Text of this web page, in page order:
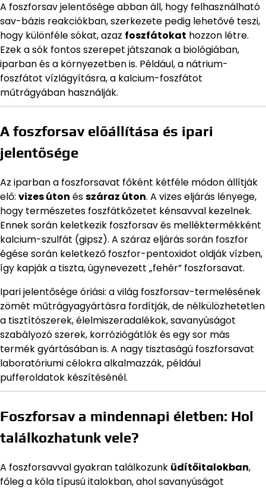
A foszforsav jelentősége abban áll, hogy felhasználható
sav-bázis reakciókban, szerkezete pedig lehetővé teszi,
hogy különféle sókat, azaz foszfátokat hozzon létre.
Ezek a sók fontos szerepet játszanak a biológiában,
iparban és a környezetben is. Például, a nátrium-
foszfátot vízlágyításra, a kalcium-foszfátot
műtrágyában használják.
A foszforsav előállítása és ipari
jelentősége
Az iparban a foszforsavat főként kétféle módon állítják
elő: vizes úton ésszáraz úton. A vizes eljárás lényege,
hogy természetes foszfátkőzetet kénsavval kezelnek.
Ennek során keletkezik foszforsav és melléktermékként
kalcium-szulfát (gipsz). A száraz eljárás során foszfor
égése során keletkező foszfor-pentoxidot oldják vízben,
így kapják a tiszta, úgynevezett „fehér” foszforsavat.
Ipari jelentősége óriási: a világ foszforsav-termelésének
zömét műtrágyagyártásra fordítják, de nélkülözhetetlen
a tisztítószerek, élelmiszeradalékok, savanyúságot
szabályozó szerek, korróziógátlók és egy sor más
termék gyártásában is. A nagy tisztaságú foszforsavat
laboratóriumi célokra alkalmazzák, például
pufferoldatok készítésénél.
Foszforsav a mindennapi életben: Hol
találkozhatunk vele?
A foszforsavval gyakran találkozunk üdítőitalokban,
főleg a kóla típusú italokban, ahol savanyúságot